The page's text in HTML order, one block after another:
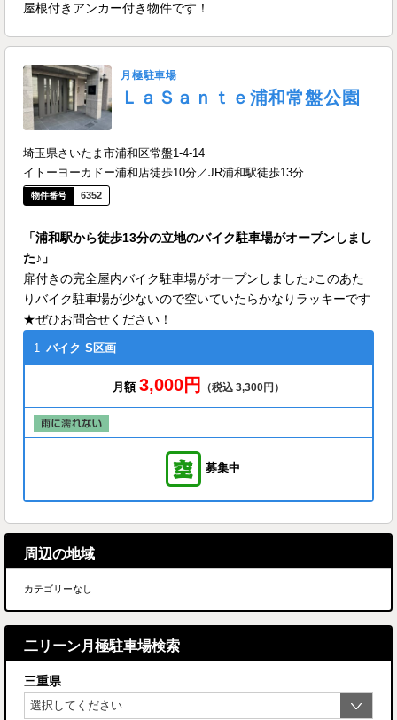
屋根付きアンカー付き物件です！
月極駐車場
ＬａＳａｎｔｅ浦和常盤公園
埼玉県さいたま市浦和区常盤1-4-14
イトーヨーカドー浦和店徒歩10分／JR浦和駅徒歩13分
6352
「浦和駅から徒歩13分の立地のバイク駐車場がオープンしまし
た♪」
扉付きの完全屋内バイク駐車場がオープンしました♪このあた
りバイク駐車場が少ないので空いていたらかなりラッキーです
★ぜひお問合せください！
1 バイク S区画
月額 3,000円 （税込 3,300円）
募集中
周辺の地域
カテゴリーなし
二リーン月極駐車場検索
三重県